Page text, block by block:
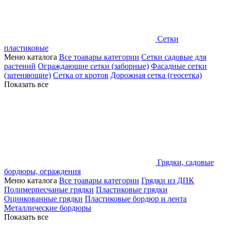
Сетки
пластиковые
Меню каталога Все тоавары категории Сетки садовые для
растений Ограждающие сетки (заборные) Фасадные сетки
(затеняющие) Сетка от кротов Дорожная сетка (геосетка)
Показать все
Грядки, садовые
бордюры, ограждения
Меню каталога Все тоавары категории Грядки из ДПК
Полимерпесчаные грядки Пластиковые грядки
Оцинкованные грядки Пластиковые бордюр и лента
Металлические бордюры
Показать все